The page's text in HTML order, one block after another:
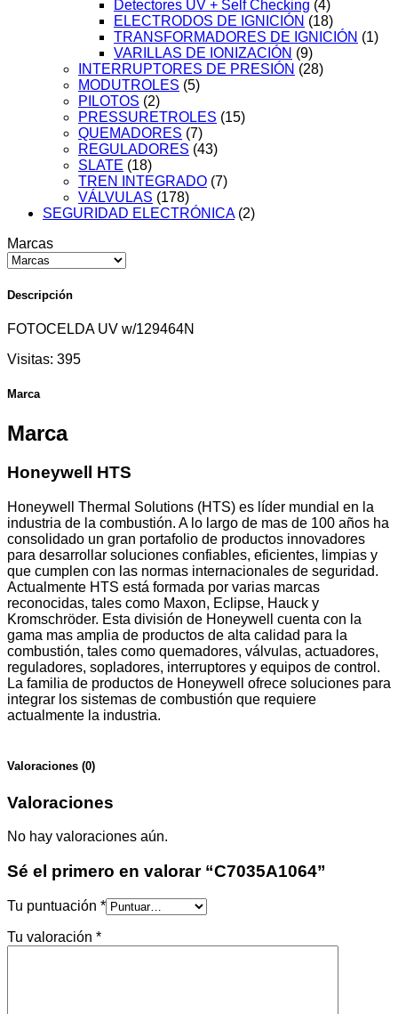
Detectores UV + Self Checking (4)
ELECTRODOS DE IGNICIÓN (18)
TRANSFORMADORES DE IGNICIÓN (1)
VARILLAS DE IONIZACIÓN (9)
INTERRUPTORES DE PRESIÓN (28)
MODUTROLES (5)
PILOTOS (2)
PRESSURETROLES (15)
QUEMADORES (7)
REGULADORES (43)
SLATE (18)
TREN INTEGRADO (7)
VÁLVULAS (178)
SEGURIDAD ELECTRÓNICA (2)
Marcas
Descripción
FOTOCELDA UV w/129464N
Visitas: 395
Marca
Marca
Honeywell HTS
Honeywell Thermal Solutions (HTS) es líder mundial en la
industria de la combustión. A lo largo de mas de 100 años ha
consolidado un gran portafolio de productos innovadores
para desarrollar soluciones confiables, eficientes, limpias y
que cumplen con las normas internacionales de seguridad.
Actualmente HTS está formada por varias marcas
reconocidas, tales como Maxon, Eclipse, Hauck y
Kromschröder. Esta división de Honeywell cuenta con la
gama mas amplia de productos de alta calidad para la
combustión, tales como quemadores, válvulas, actuadores,
reguladores, sopladores, interruptores y equipos de control.
La familia de productos de Honeywell ofrece soluciones para
integrar los sistemas de combustión que requiere
actualmente la industria.
Valoraciones (0)
Valoraciones
No hay valoraciones aún.
Sé el primero en valorar “C7035A1064”
Tu puntuación *
Tu valoración *